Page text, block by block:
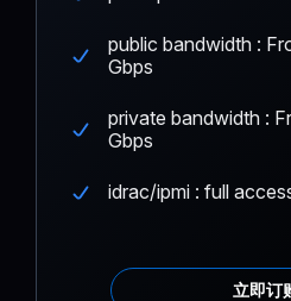
public bandwidth :
Gbps
private bandwidth :
Gbps
idrac/ipmi : full
立即订